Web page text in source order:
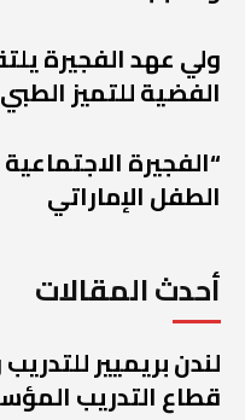
ولي عهد الفجيرة
الفضية للتميز الطبي
“الفجيرة
الطفل الإماراتي
أحدث المقالات
لندن بريميير
قطاع التدريب